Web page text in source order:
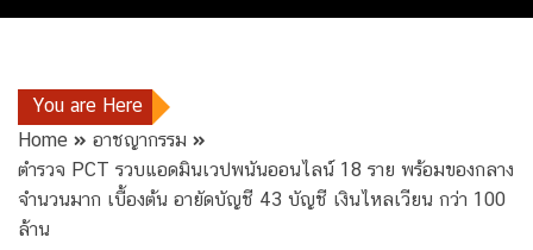
You are Here
Home
อาชญากรรม
ตำรวจ PCT รวบแอดมินเวปพนันออนไลน์ 18 ราย พร้อมของกลาง
จำนวนมาก เบื้องต้น อายัดบัญชี 43 บัญชี เงินไหลเวียน กว่า 100
ล้าน